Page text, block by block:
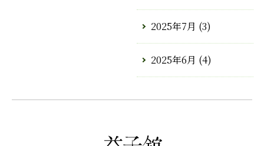
2025年7月 (3)
2025年6月 (4)